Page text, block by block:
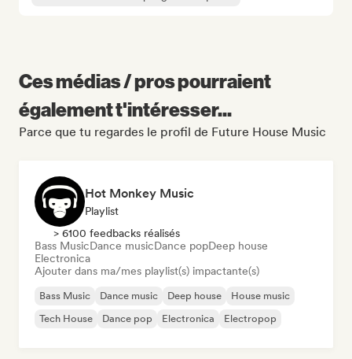
Ces médias / pros pourraient
également t'intéresser...
Parce que tu regardes le profil de Future House Music
Hot Monkey Music
Playlist
> 6100 feedbacks réalisés
Bass MusicDance musicDance popDeep house
Electronica
Ajouter dans ma/mes playlist(s) impactante(s)
Bass Music Dance music Deep house
House music
Tech House
Dance pop Electronica Electropop